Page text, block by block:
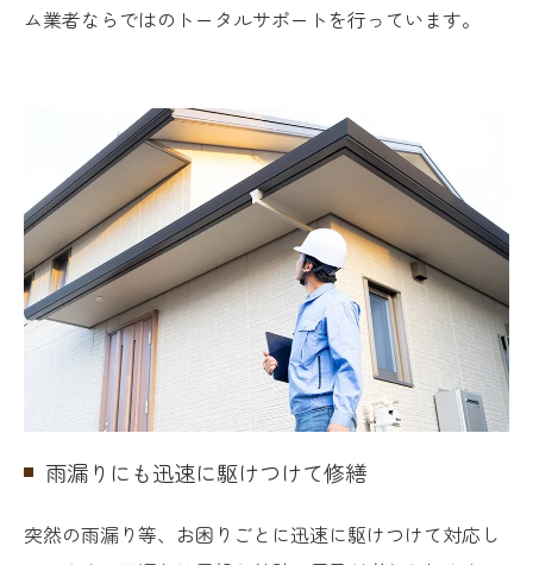
ム業者ならではのトータルサポートを行っています。
雨漏りにも迅速に駆けつけて修繕
突然の雨漏り等、お困りごとに迅速に駆けつけて対応し